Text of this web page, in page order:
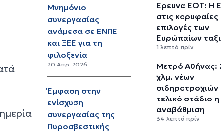
Μνημόνιο
συνεργασίας
ανάμεσα σε ΕΝΠΕ
και ΞΕΕ για τη
φιλοξενία
20 Απρ. 2026
Έμφαση στην
ενίσχυση
συνεργασίας της
Πυροσβεστικής
Έρευνα ΕΟΤ: Η
στις κορυφαίες
επιλογές των
Ευρώπαίων
1 λεπτό πρίν
Μετρό Αθήνας:
χλμ. νέων
σιδηροτροχιών
τελικό στάδιο η
αναβάθμιση
34 λεπτά πρίν